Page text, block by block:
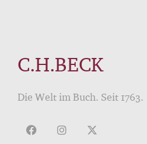
C.H.BECK
Die Welt im Buch. Seit 1763.